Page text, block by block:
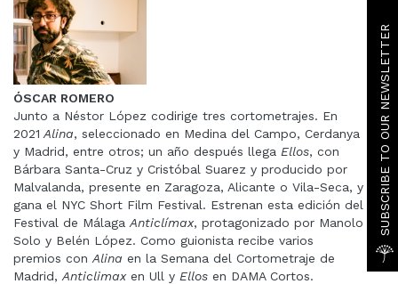
SUBSCRIBE TO OUR NEWSLETTER
ÓSCAR ROMERO
Junto a Néstor López codirige tres cortometrajes. En
2021 Alina, seleccionado en Medina del Campo, Cerdanya
y Madrid, entre otros; un año después llega Ellos, con
Bárbara Santa-Cruz y Cristóbal Suarez y producido por
Malvalanda, presente en Zaragoza, Alicante o Vila-Seca, y
gana el NYC Short Film Festival. Estrenan esta edición del
Festival de Málaga Anticlímax, protagonizado por Manolo
Solo y Belén López. Como guionista recibe varios
premios con Alina en la Semana del Cortometraje de
Madrid, Anticlimaxen Ull y Ellos en DAMA Cortos.